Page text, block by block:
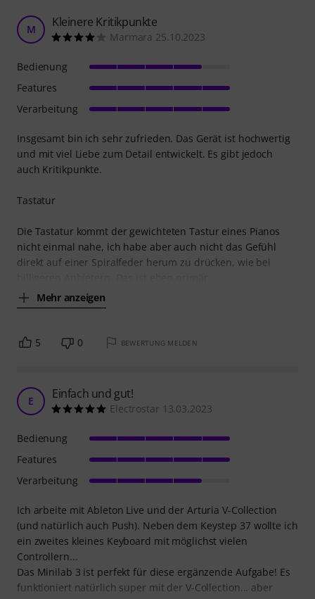
M Kleinere Kritikpunkte
Marmara 25.10.2023
Insgesamt bin ich sehr zufrieden. Das Gerät ist hochwertig
und mit viel Liebe zum Detail entwickelt. Es gibt jedoch
auch Kritikpunkte.
Tastatur
Die Tastatur kommt der gewichteten Tastur eines Pianos
nicht einmal nahe, ich habe aber auch nicht das Gefühl
direkt auf einer Spiralfeder herum zu drücken, wie bei
Mehr anzeigen
Bedienung
Features
Verarbeitung
5 0 BEWERTUNG MELDEN
E Einfach und gut!
Electrostar 13.03.2023
Ich arbeite mit Ableton Live und der Arturia V-Collection
(und natürlich auch Push). Neben dem Keystep 37 wollte ich
ein zweites kleines Keyboard mit möglichst vielen
Controllern...
Das Minilab 3 ist perfekt für diese ergänzende Aufgabe! Es
funktioniert natürlich super mit der V-Collection... aber
Bedienung
Features
Verarbeitung